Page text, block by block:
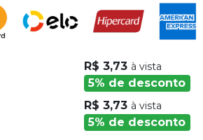
R$ 3,73 à vista
5% de desconto
R$ 3,73 à vista
5% de desconto